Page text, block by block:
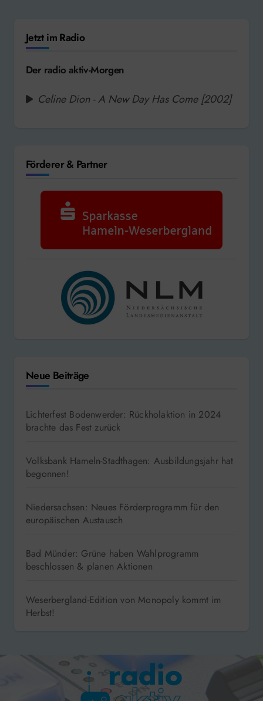
Jetzt im Radio
Der radio aktiv-Morgen
Celine Dion - A New Day Has Come [2002]
Förderer & Partner
Neue Beiträge
Lichterfest Bodenwerder: Rückholaktion in 2024
brachte das Fest zurück
Volksbank Hameln-Stadthagen: Ausbildungsjahr hat
begonnen!
Niedersachsen: Neues Förderprogramm für den
europäischen Austausch
Bad Münder: Grüne haben Wahlprogramm
beschlossen & planen Aktionen
Weserbergland-Edition von Monopoly kommt im
Herbst!